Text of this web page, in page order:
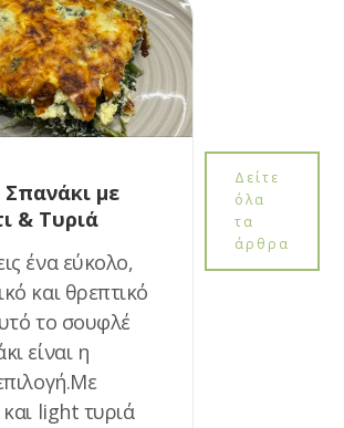
με
& Τυριά
ένα εύκολο,
και θρεπτικό
το σουφλέ
είναι η
και light τυριά
Δείτε
όλα
τα
άρθρα